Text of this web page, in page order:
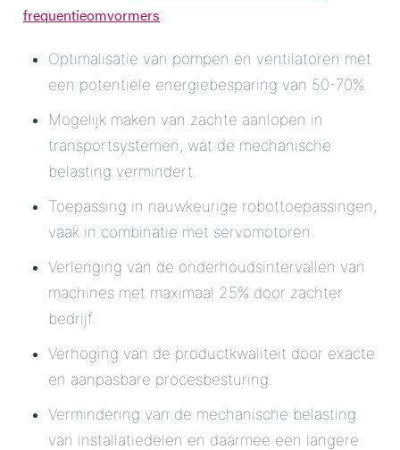
frequentieomvormers.
Optimalisatie van pompen en ventilatoren met
een potentiële energiebesparing van 50-70%.
Mogelijk maken van zachte aanlopen in
transportsystemen, wat de mechanische
belasting vermindert.
Toepassing in nauwkeurige robottoepassingen,
vaak in combinatie met servomotoren.
Verlenging van de onderhoudsintervallen van
machines met maximaal 25% door zachter
bedrijf.
Verhoging van de productkwaliteit door exacte
en aanpasbare procesbesturing.
Vermindering van de mechanische belasting
van installatiedelen en daarmee een langere